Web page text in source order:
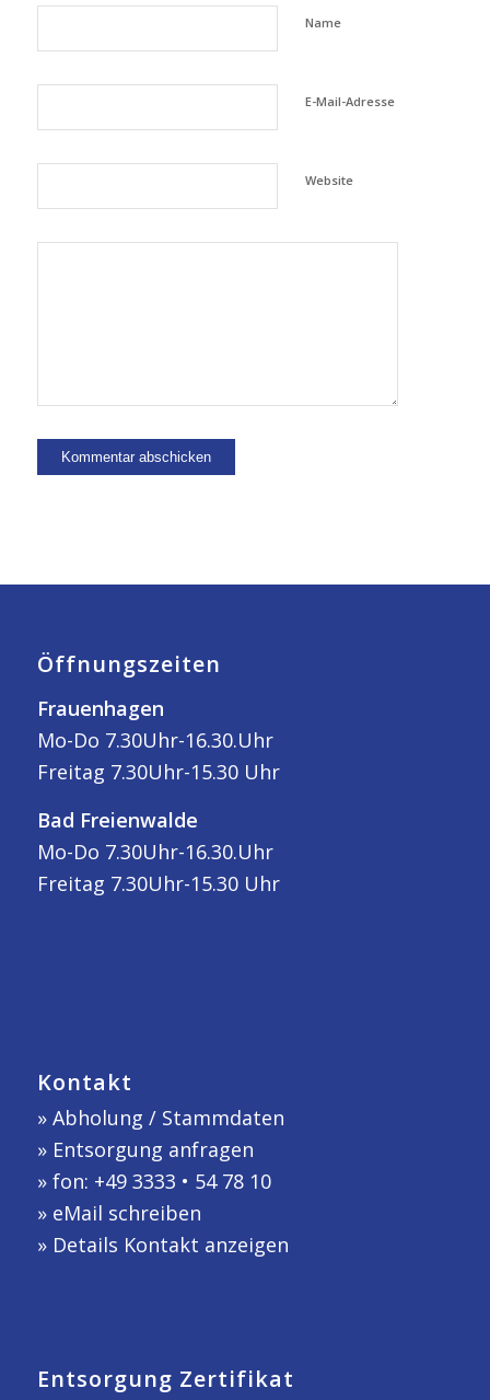
Name
E-Mail-Adresse
Website
Öffnungszeiten
Frauenhagen
Mo-Do 7.30Uhr-16.30.Uhr
Freitag 7.30Uhr-15.30 Uhr
Bad Freienwalde
Mo-Do 7.30Uhr-16.30.Uhr
Freitag 7.30Uhr-15.30 Uhr
Kontakt
» Abholung / Stammdaten
» Entsorgung anfragen
» fon: +49 3333 • 54 78 10
» eMail schreiben
» Details Kontakt anzeigen
Entsorgung Zertifikat